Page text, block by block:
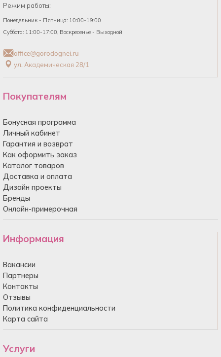
Режим работы:
Понедельник - Пятница: 10:00-19:00
Суббота: 11:00-17:00, Воскресенье - Выходной
office@gorodognei.ru
ул. Академическая 28/1
Покупателям
Бонусная программа
Личный кабинет
Гарантия и возврат
Как оформить заказ
Каталог товаров
Доставка и оплата
Дизайн проекты
Бренды
Онлайн-примерочная
Информация
Вакансии
Партнеры
Контакты
Отзывы
Политика конфиденциальности
Карта сайта
Услуги